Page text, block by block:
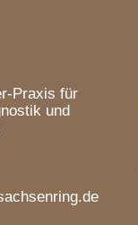
Praxis für
und